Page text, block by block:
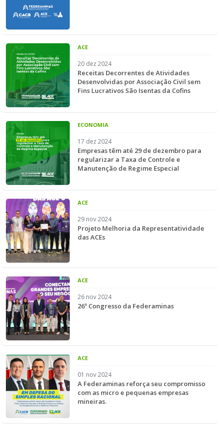
ACE
20 dez 2024
Receitas Decorrentes de Atividades
Desenvolvidas por Associação Civil sem
Fins Lucrativos São Isentas da Cofins
ECONOMIA
17 dez 2024
Empresas têm até 29 de dezembro para
regularizar a Taxa de Controle e
Manutenção de Regime Especial
ACE
29 nov 2024
Projeto Melhoria da Representatividade
das ACEs
ACE
26 nov 2024
26º Congresso da Federaminas
ACE
01 nov 2024
A Federaminas reforça seu compromisso
com as micro e pequenas empresas
mineiras.